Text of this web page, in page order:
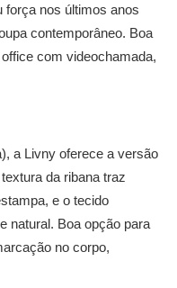
nos últimos anos
contemporâneo. Boa
com videochamada,
a Livny oferece a versão
da ribana traz
e o tecido
natural. Boa opção para
no corpo,